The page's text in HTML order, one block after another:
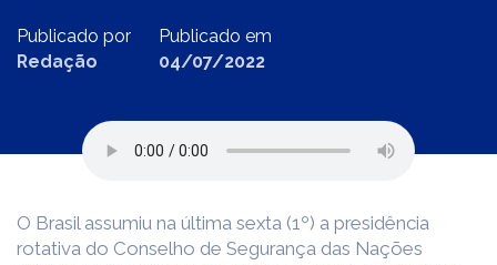
Publicado por
Redação
Publicado em
04/07/2022
O Brasil assumiu na última sexta (1º) a presidência
rotativa do Conselho de Segurança das Nações